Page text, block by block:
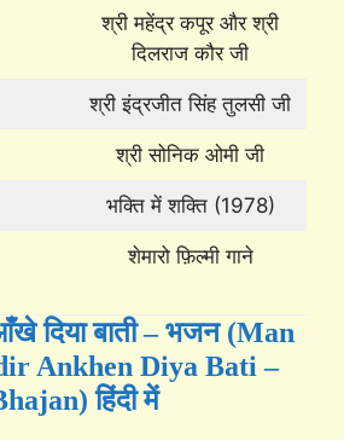
श्री महेंद्र कपूर और श्री
दिलराज कौर जी
श्री इंद्रजीत सिंह तुलसी जी
श्री सोनिक ओमी जी
भक्ति में शक्ति (1978)
शेमारो फ़िल्मी गाने
दिया बाती – भजन (Man
Ankhen Diya Bati –
हिंदी में